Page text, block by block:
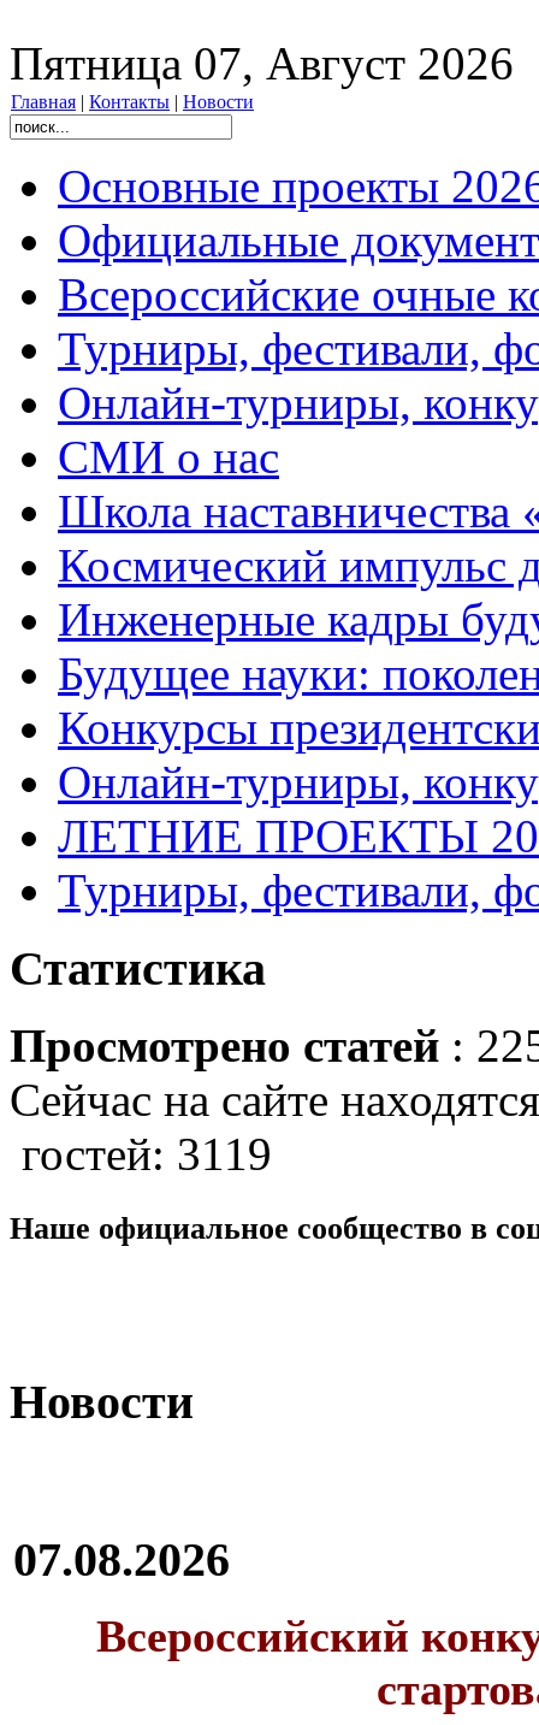
Пятница 07, Август 2026
Главная | Контакты | Новости
Основные проекты
Официальные
Всероссийские очные
Турниры, фестивали,
Онлайн-турниры,
СМИ о нас
Школа
Космический импульс
Инженерные кадры
Будущее науки:
Конкурсы
Онлайн-турниры,
ЛЕТНИЕ ПРОЕКТЫ
Турниры, фестивали,
Статистика
Просмотрено статей :
Сейчас на сайте
гостей: 3119
Наше официальное сообщество в
Новости
07.08.2026
Всероссийский